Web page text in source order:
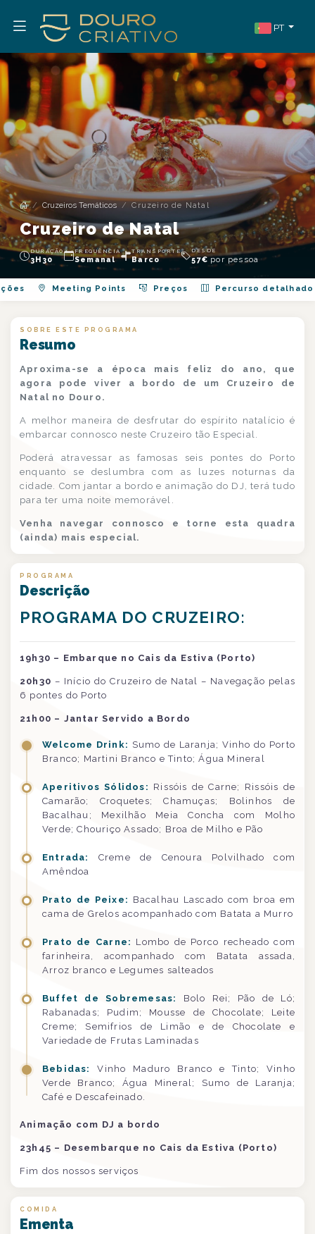
PT
Cruzeiros Temáticos Cruzeiro de Natal
Cruzeiro de Natal
DURAÇÃO
3H30
FREQUÊNCIA
Semanal
TRANSPORTE
Barco
DESDE
57€por pessoa
Meeting Points Preços Percurso detalhado
SOBRE ESTE PROGRAMA
Resumo
Aproxima-se a época mais feliz do ano, que
agora pode viver a bordo de um Cruzeiro de
Natal no Douro.
A melhor maneira de desfrutar do espírito natalício é
embarcar connosco neste Cruzeiro tão Especial.
Poderá atravessar as famosas seis pontes do Porto
enquanto se deslumbra com as luzes noturnas da
cidade. Com jantar a bordo e animação do DJ, terá tudo
para ter uma noite memorável.
Venha navegar connosco e torne esta quadra
(ainda) mais especial.
PROGRAMA
Descrição
PROGRAMA DO CRUZEIRO:
19h30 – Embarque no Cais da Estiva (Porto)
20h30 – Início do Cruzeiro de Natal – Navegação pelas
6 pontes do Porto
21h00 – Jantar Servido a Bordo
Welcome Drink: Sumo de Laranja; Vinho do Porto
Branco; Martini Branco e Tinto; Água Mineral
Aperitivos Sólidos: Rissóis de Carne; Rissóis de
Camarão; Croquetes; Chamuças; Bolinhos de
Bacalhau; Mexilhão Meia Concha com Molho
Verde; Chouriço Assado; Broa de Milho e Pão
Entrada:
Creme de Cenoura Polvilhado com
Amêndoa
Prato de Peixe: Bacalhau Lascado com broa em
cama de Grelos acompanhado com Batata a Murro
Prato de Carne: Lombo de Porco recheado com
farinheira, acompanhado com Batata assada,
Arroz branco e Legumes salteados
Buffet de Sobremesas:
Bolo Rei; Pão de Ló;
Rabanadas; Pudim; Mousse de Chocolate; Leite
Creme; Semifrios de Limão e de Chocolate e
Variedade de Frutas Laminadas
Bebidas:
Vinho Maduro Branco e Tinto; Vinho
Verde Branco; Água Mineral; Sumo de Laranja;
Café e Descafeinado.
Animação com DJ a bordo
23h45 – Desembarque no Cais da Estiva (Porto)
Fim dos nossos serviços
COMIDA
Ementa